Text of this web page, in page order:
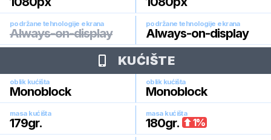
podržane tehnologije ekrana
Always-on-display
podržane tehnologije ekrana
Always-on-display
KUĆIŠTE
oblik kućišta
Monoblock
oblik kućišta
Monoblock
masa kućišta
179gr.
masa kućišta
180gr. 1%